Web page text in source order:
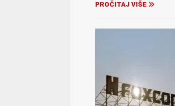
PROČITAJ VIŠE